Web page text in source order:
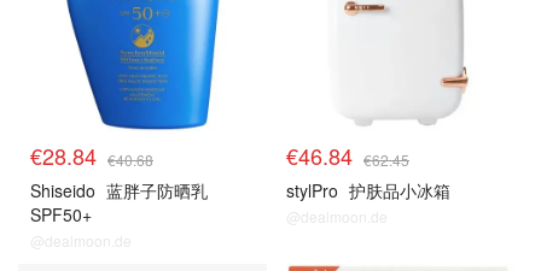
€28.84 €40.68
Shiseido 蓝胖子防晒乳
SPF50+
@dealmoon.de
€46.84 €62.45
stylPro 护肤品小冰箱
@dealmoon.de